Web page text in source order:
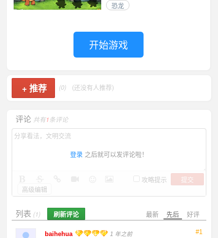
恐龙
开始游戏
+推荐 (0) (还没有人推荐)
评论 共有1条评论
登录 之后就可以发评论啦！
攻略提示
提交
高级编辑
最新 先后 好评
列表 (1) 刷新评论
#1
baihehua 1 年之前